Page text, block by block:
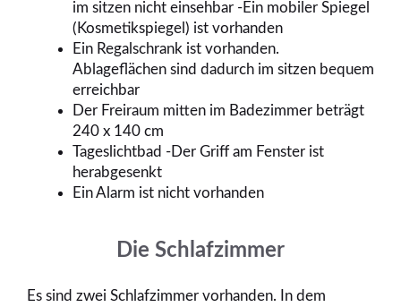
im sitzen nicht einsehbar -Ein mobiler Spiegel
(Kosmetikspiegel) ist vorhanden
Ein Regalschrank ist vorhanden.
Ablageflächen sind dadurch im sitzen bequem
erreichbar
Der Freiraum mitten im Badezimmer beträgt
240 x 140 cm
Tageslichtbad -Der Griff am Fenster ist
herabgesenkt
Ein Alarm ist nicht vorhanden
Die Schlafzimmer
Es sind zwei Schlafzimmer vorhanden. In dem